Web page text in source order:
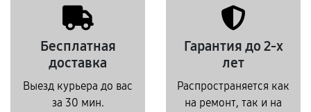
Бесплатная
доставка
Выезд курьера до вас
за 30 мин.
Гарантия до 2-х
лет
Распространяется как
на ремонт, так и на